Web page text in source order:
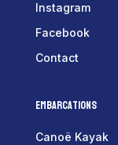
Instagram
Facebook
Contact
Embarcations
Canoë Kayak